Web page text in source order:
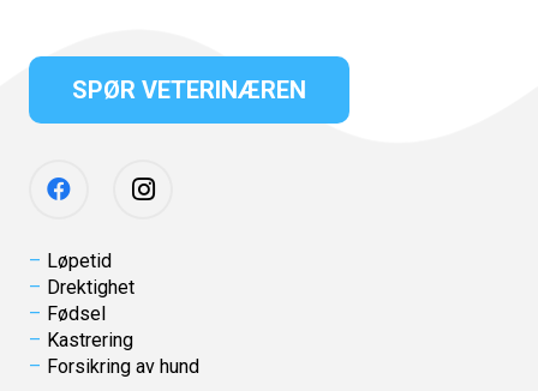
SPØR VETERINÆREN
Løpetid
Drektighet
Fødsel
Kastrering
Forsikring av hund